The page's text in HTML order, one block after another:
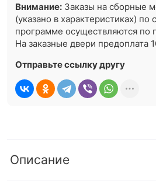
Внимание: Заказы на сборные
(указано в характеристиках) по
программе осуществляются по
На заказные двери предоплата
Отправьте ссылку другу
Описание